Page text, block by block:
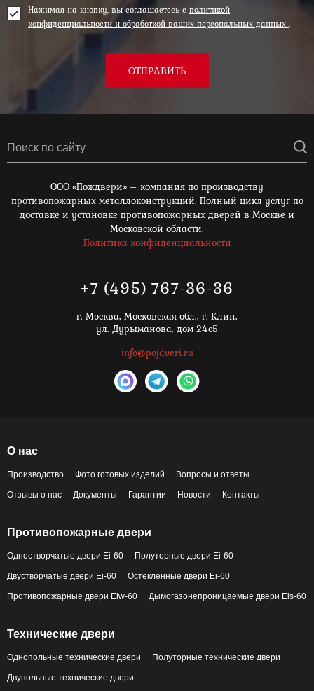
Нажимая на кнопку, вы соглашаетесь с политикой
конфиденциальности и обработкой ваших персональных данных .
ОТПРАВИТЬ
ООО «Пождвери» – компания по производству
противопожарных металлоконструкций. Полный цикл услуг по
доставке и установке противопожарных дверей в Москве и
Московской области.
Политика конфиденциальности
+7 (495) 767-36-36
г. Москва, Московская обл., г. Клин,
ул. Дурыманова, дом 24с5
info@pojdveri.ru
О нас
Производство Фото готовых изделий Вопросы и ответы
Отзывы о нас Документы Гарантии Новости Контакты
Противопожарные двери
Одностворчатые двери Ei-60 Полуторные двери Ei-60
Двустворчатые двери Ei-60 Остекленные двери Ei-60
Противопожарные двери Eiw-60 Дымогазонепроницаемые двери Eis-60
Технические двери
Однопольные технические двери Полуторные технические двери
Двупольные технические двери